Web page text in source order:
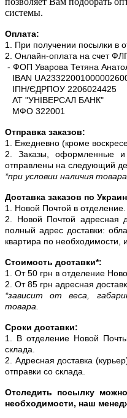
системы.
Оплата:
1. При получении посылки в
2. Онлайн-оплата на счет
- ФОП Уварова Тетяна
IBAN
ІПН/ЄДРПОУ 2206024425
АТ "УНІВЕРСАЛ БАНК"
МФО 322001
Отправка заказов:
1. Ежедневно (кроме
2. Заказы, оформленные
отправлены на следующий
*при условии наличия
Доставка заказов по
1. Новой Почтой в отделение.
2. Новой Почтой адресная
полный адрес доставки:
квартира по необходимости,
Стоимость доставки*:
1. От 50 грн в отделение
2. От 85 грн адресная
*зависит от веса,
товара.
Сроки доставки:
1. В отделение Новой
склада.
2. Адресная доставка
отправки со склада.
Отследить посылку
необходимости, наш